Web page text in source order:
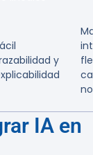
y
IA en